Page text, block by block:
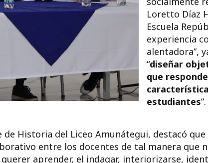
Loretto Díaz
Escuela
experiencia
alentadora”,
“diseñar
que
estudiantes”.
Historia del Liceo Amunátegui, destacó
entre los docentes de tal manera que
aprender, el indagar, interiorizarse,